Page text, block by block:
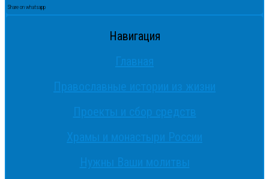
Share on whatsapp
Навигация
Главная
Православные истории из жизни
Проекты и сбор средств
Храмы и монастыри России
Нужны Ваши молитвы